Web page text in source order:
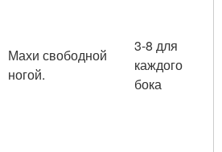
Махи свободной
ногой.
3-8 для
каждого
бока